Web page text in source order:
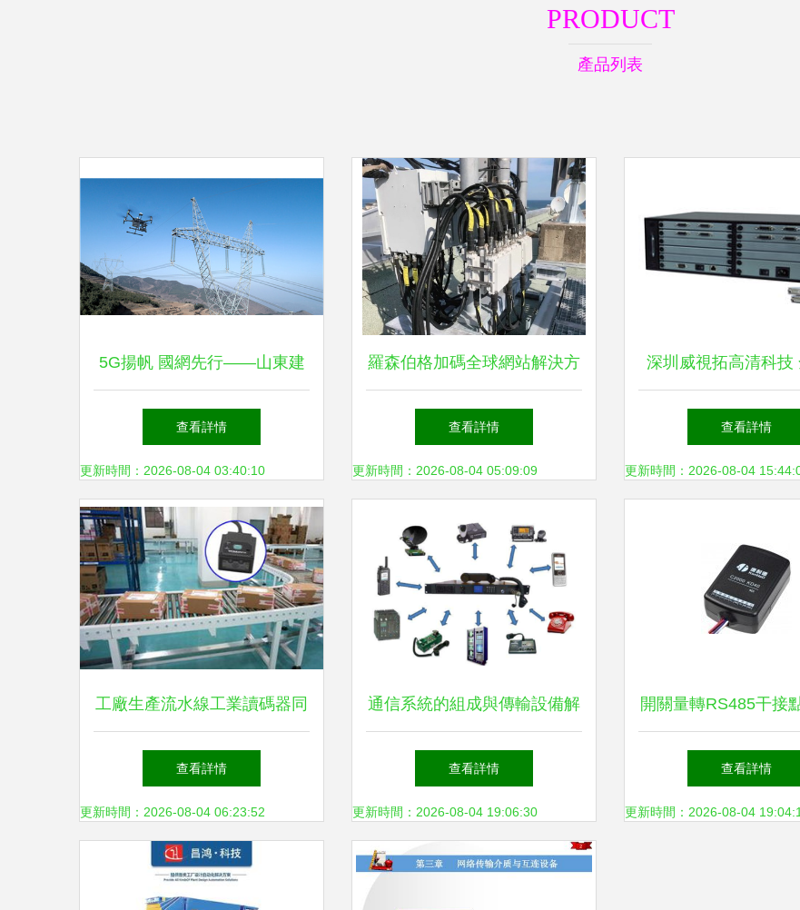
PRODUCT
產品列表
5G揚帆 國網先行——山東建
成全國首套省域5G電力示范
網 傳輸設備助力能源新基建
查看詳情
更新時間：2026-08-04 03:40:10
羅森伯格加碼全球網站解決方
案基礎設施業務 聚焦傳輸設
備新戰略
查看詳情
更新時間：2026-08-04 05:09:09
深圳威視拓高清科技
蓋傳輸與交換解決方
產品清單
查看詳情
更新時間：2026-08-04
工廠生產流水線工業讀碼器同
時采集多個二維碼的解決方案
查看詳情
更新時間：2026-08-04 06:23:52
通信系統的組成與傳輸設備解
析
查看詳情
更新時間：2026-08-04 19:06:30
開關量轉RS485干接
集模塊 實現高效信號
智能網橋方案
查看詳情
更新時間：2026-08-04